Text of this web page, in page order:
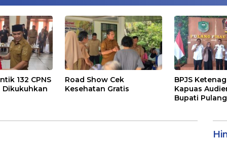
132 CPNS
Dikukuhkan
Road Show Cek
Kesehatan Gratis
BPJS
Kapuas
Bupati